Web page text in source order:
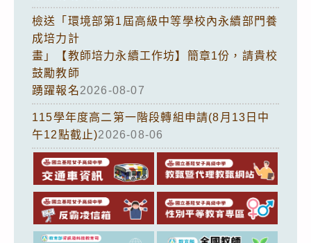
檢送「環境部第1屆高級中等學校內永續部門養
成培力計
畫」【教師培力永續工作坊】簡章1份，請貴校
鼓勵教師
踴躍報名2026-08-07
115學年度高二第一階段轉組申請(8月13日中
午12點截止)2026-08-06